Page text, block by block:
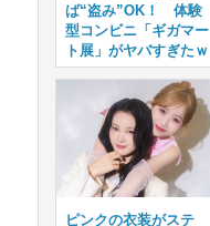
ば“盗み”OK！ 体験
型コンビニ「ギガマー
ト展」がヤバすぎたｗ
ピンクの衣装がステ